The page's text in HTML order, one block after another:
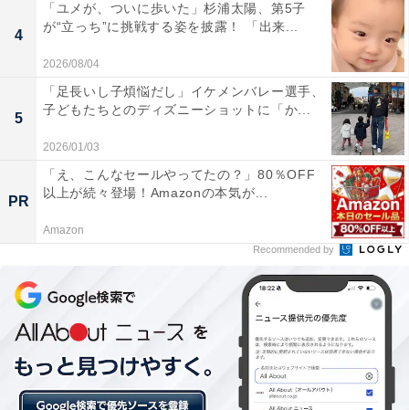
4
「ユメが、ついに歩いた」杉浦太陽、第5子
が“立っち”に挑戦する姿を披露！ 「出来...
2026/08/04
5
「足長いし子煩悩だし」イケメンバレー選手、
子どもたちとのディズニーショットに「か...
2026/01/03
PR
「え、こんなセールやってたの？」80％OFF
以上が続々登場！Amazonの本気が...
Amazon
Recommended by